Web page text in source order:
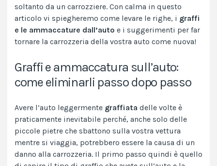
soltanto da un carrozziere. Con calma in questo
articolo vi spiegheremo come levare le righe, i graffi
e le ammaccature dall’auto e i suggerimenti per far
tornare la carrozzeria della vostra auto come nuova!
Graffi e ammaccatura sull’auto:
come eliminarli passo dopo passo
Avere l’auto leggermente graffiata delle volte è
praticamente inevitabile perché, anche solo delle
piccole pietre che sbattono sulla vostra vettura
mentre si viaggia, potrebbero essere la causa di un
danno alla carrozzeria. Il primo passo quindi è quello